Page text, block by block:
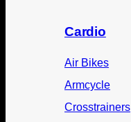
Cardio
Air Bikes
Armcycle
Crosstrainers